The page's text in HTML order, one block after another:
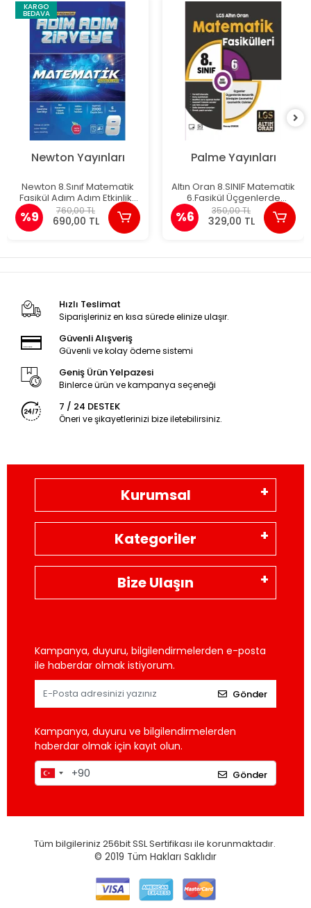
KARGO
BEDAVA
Newton Yayınları
Newton 8.Sınıf Matematik
Fasikül Adım Adım Etkinlikli
Konu Anlatımlı Soru
Bankaları
%9 760,00 TL
690,00 TL
Palme Yayınları
Altın Oran 8.SINIF Matematik
6.Fasikül Üçgenlerde
Üçgenlerde Benzerlik
%6 350,00 TL
329,00 TL
Hızlı Teslimat
Siparişleriniz en kısa sürede elinize ulaşır.
Güvenli Alışveriş
Güvenli ve kolay ödeme sistemi
Geniş Ürün Yelpazesi
Binlerce ürün ve kampanya seçeneği
7 / 24 DESTEK
Öneri ve şikayetlerinizi bize iletebilirsiniz.
Kurumsal
Kategoriler
Bize Ulaşın
Kampanya, duyuru, bilgilendirmelerden e-posta
ile haberdar olmak istiyorum.
Gönder
Kampanya, duyuru ve bilgilendirmelerden
haberdar olmak için kayıt olun.
Gönder
Tüm bilgileriniz 256bit SSL Sertifikası ile korunmaktadır.
© 2019 Tüm Hakları Saklıdır